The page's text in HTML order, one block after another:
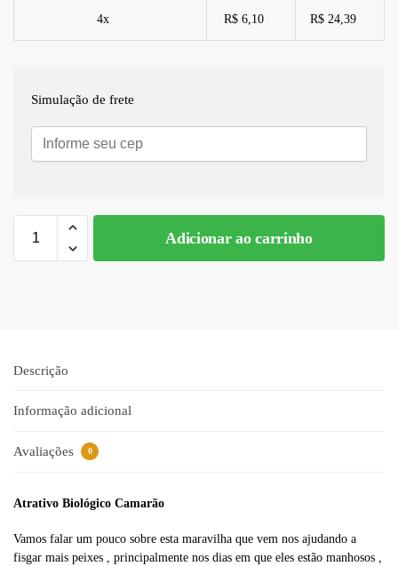
4x R$ 6,10 R$ 24,39
Simulação de frete
Adicionar ao carrinho
n
t
v
Descrição
Informação adicional
Avaliações 0
Atrativo Biológico Camarão
Vamos falar um pouco sobre esta maravilha que vem nos ajudando a
fisgar mais peixes , principalmente nos dias em que eles estão manhosos ,